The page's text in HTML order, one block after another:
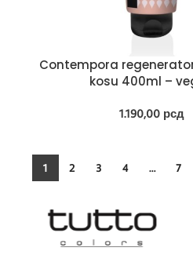
Contempora
kosu 400ml –
1.190,00 рсд
1 2 3 4 … 7